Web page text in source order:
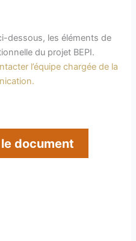
dessous, les éléments de
du projet BEPI.
l’équipe chargée de la
document